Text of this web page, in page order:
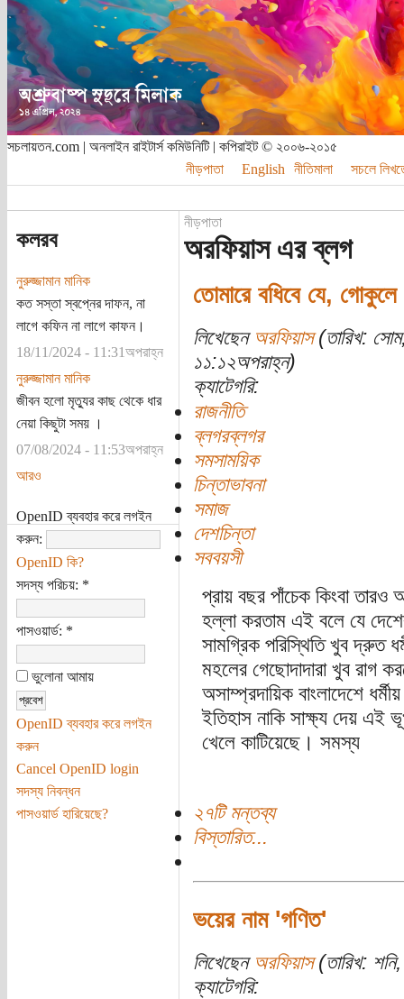
সচলায়তন.com | অনলাইন রাইটার্স কমিউনিটি | কপিরাইট © ২০০৬-২০১৫
নীড়পাতা
English নীতিমালা সচলে
কলরব
নুরুজ্জামান মানিক
কত সস্তা স্বপ্নের দাফন, না
লাগে কফিন না লাগে কাফন।
18/11/2024 - 11:31অপরাহ্ন
নুরুজ্জামান মানিক
জীবন হলো মৃত্যুর কাছ থেকে ধার
নেয়া কিছুটা সময় ।
07/08/2024 - 11:53অপরাহ্ন
আরও
OpenID ব্যবহার করে লগইন
করুন:
OpenID কি?
সদস্য পরিচয়: *
পাসওয়ার্ড: *
ভুলোনা আমায়
OpenID ব্যবহার করে লগইন
করুন
Cancel OpenID login
সদস্য নিবন্ধন
পাসওয়ার্ড হারিয়েছে?
নীড়পাতা
অরফিয়াস এর ব্লগ
তোমারে বধিবে যে, গোকুলে
লিখেছেন অরফিয়াস(তারিখ:
১১:১২অপরাহ্ন)
ক্যাটেগরি:
রাজনীতি
ব্লগরব্লগর
সমসাময়িক
চিন্তাভাবনা
সমাজ
দেশচিন্তা
সববয়সী
প্রায় বছর পাঁচেক কিংবা
হল্লা করতাম এই বলে যে
সামগ্রিক পরিস্থিতি খুব দ্রুত
মহলের গেছোদাদারা খুব রাগ
অসাম্প্রদায়িক বাংলাদেশে
ইতিহাস নাকি সাক্ষ্য দেয় এই
খেলে কাটিয়েছে। সমস্য
২৭টি মন্তব্য
বিস্তারিত...
ভয়ের নাম 'গণিত'
লিখেছেন অরফিয়াস(তারিখ:
ক্যাটেগরি: